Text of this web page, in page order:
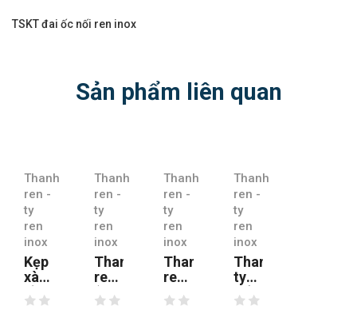
TSKT đai ốc nối ren inox
Sản phẩm liên quan
Thanh
ren -
ty
ren
inox
Kẹp
xà
gồ
Thanh
ren -
ty
ren
inox
Thanh
ren
(ty
Thanh
ren -
ty
ren
inox
Thanh
ren
mạ
Thanh
ren -
ty
ren
inox
Thanh
ty
giằng